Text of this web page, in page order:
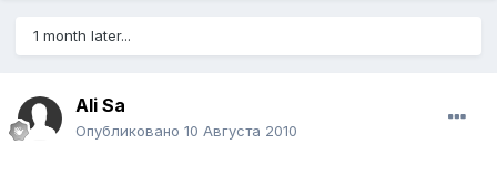
1 month later...
Ali Sa
Опубликовано 10 Августа 2010